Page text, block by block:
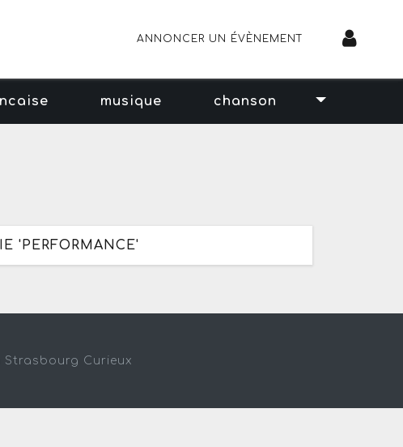
ANNONCER UN ÉVÈNEMENT
musique chanson
'PERFORMANCE'
Curieux